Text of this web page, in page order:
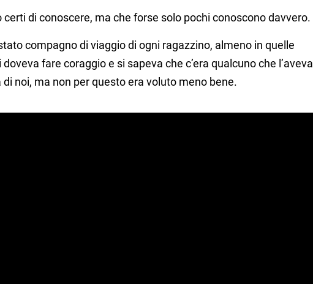
certi di conoscere, ma che forse solo pochi conoscono davvero.
compagno di viaggio di ogni ragazzino, almeno in quelle
fare coraggio e si sapeva che c’era qualcuno che l’aveva
noi, ma non per questo era voluto meno bene.